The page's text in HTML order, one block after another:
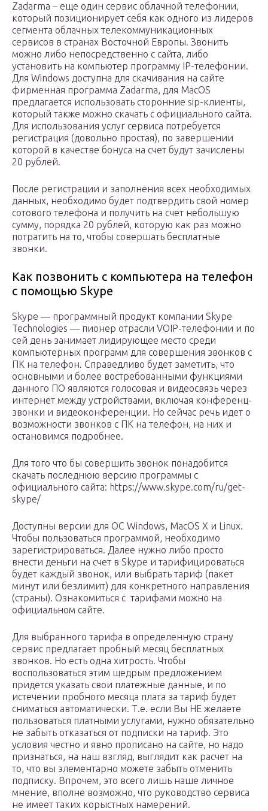
Zadarma – еще один сервис облачной телефонии,
который позиционирует себя как одного из лидеров
сегмента облачных телекоммуникационных
сервисов в странах Восточной Европы. Звонить
можно либо непосредственно с сайта, либо
установить на компьютер программу IP-телефонии.
Для Windows доступна для скачивания на сайте
фирменная программа Zadarma, для MacOS
предлагается использовать сторонние sip-клиенты,
который также можно скачать с официального сайта.
Для использования услуг сервиса потребуется
регистрация (довольно простая), по завершении
которой в качестве бонуса на счет будут зачислены
20 рублей.
После регистрации и заполнения всех необходимых
данных, необходимо будет подтвердить свой номер
сотового телефона и получить на счет небольшую
сумму, порядка 20 рублей, которую как раз можно
потратить на то, чтобы совершать бесплатные
звонки.
Как позвонить с компьютера на телефон
с помощью Skype
Skype — программный продукт компании Skype
Technologies — пионер отрасли VOIP-телефонии и по
сей день занимает лидирующее место среди
компьютерных программ для совершения звонков с
ПК на телефон. Справедливо будет заметить, что
основными и более востребованными функциями
данного ПО являются голосовая и видеосвязь через
интернет между устройствами, включая конференц-
звонки и видеоконференции. Но сейчас речь идет о
возможности звонков с ПК на телефон, на них и
остановимся подробнее.
Для того что бы совершить звонок понадобится
скачать последнюю версию программы с
официального сайта: https://www.skype.com/ru/get-
skype/
Доступны версии для ОС Windows, MacOS X и Linux.
Чтобы пользоваться программой, необходимо
зарегистрироваться. Далее нужно либо просто
внести деньги на счет в Skype и тарифицироваться
будет каждый звонок, или выбрать тариф (пакет
минут или безлимит) для конкретного направления
(страны). Ознакомиться с тарифами можно на
официальном сайте.
Для выбранного тарифа в определенную страну
сервис предлагает пробный месяц бесплатных
звонков. Но есть одна хитрость. Чтобы
воспользоваться этим щедрым предложением
придется указать свои платежные данные, и по
истечении пробного месяца плата за тариф будет
сниматься автоматически. Т.е. если Вы НЕ желаете
пользоваться платными услугами, нужно обязательно
не забыть отказаться от подписки на тариф. Это
условия честно и явно прописано на сайте, но надо
признаться, на наш взгляд, выглядит как расчет на
то, что вы элементарно можете забыть отменить
подписку. Впрочем, это всего лишь наше личное
мнение, вполне возможно, что руководство сервиса
не имеет таких корыстных намерений.